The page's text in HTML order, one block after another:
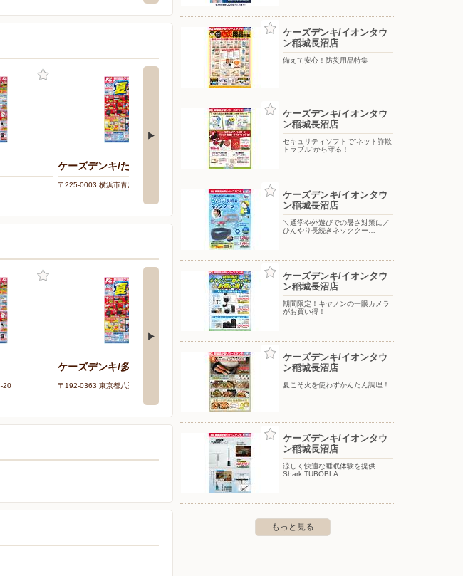
ケーズデンキ/たまプラーザ店
〒225-0003 横浜市青葉区新石川2-5-1
ケーズデンキ/多摩ニュータウン店
〒192-0363 八王子市別所2-39-5
20
ケーズデンキ/多摩ニュータウン店
〒192-0363 東京都八王子市別所2-39-5
ケーズデンキ/八王子店
〒192-0906 東京都八王子市北野町592-1 ルームズ大正
堂1階
ケーズデンキ/イオンタウ
ン稲城長沼店
備えて安心！防災用品特集
ケーズデンキ/イオンタウ
ン稲城長沼店
セキュリティソフトで“ネット詐欺
トラブル”から守る！
ケーズデンキ/イオンタウ
ン稲城長沼店
＼通学や外遊びでの暑さ対策に／
ひんやり長続きネッククー…
ケーズデンキ/イオンタウ
ン稲城長沼店
期間限定！キヤノンの一眼カメラ
がお買い得！
ケーズデンキ/イオンタウ
ン稲城長沼店
夏こそ火を使わずかんたん調理！
ケーズデンキ/イオンタウ
ン稲城長沼店
涼しく快適な睡眠体験を提供
Shark TUBOBLA…
もっと見る